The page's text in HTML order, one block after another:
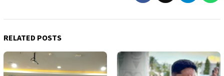
RELATED POSTS